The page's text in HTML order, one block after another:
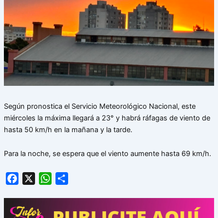
Según pronostica el Servicio Meteorológico Nacional, este
miércoles la máxima llegará a 23° y habrá ráfagas de viento de
hasta 50 km/h en la mañana y la tarde.
Para la noche, se espera que el viento aumente hasta 69 km/h.
Facebook WhatsApp